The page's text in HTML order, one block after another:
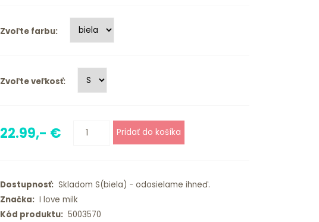
Zvoľte farbu:
Zvoľte veľkosť:
22.99,- €
Dostupnosť:Skladom S(biela) - odosielame ihneď.
Značka:I love milk
Kód produktu:5003570